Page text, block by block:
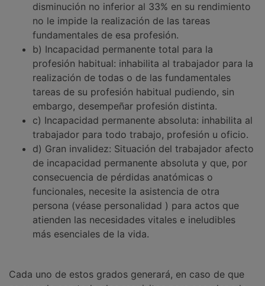
disminución no inferior al 33% en su rendimiento
no le impide la realización de las tareas
fundamentales de esa profesión.
b) Incapacidad permanente total para la
profesión habitual: inhabilita al trabajador para la
realización de todas o de las fundamentales
tareas de su profesión habitual pudiendo, sin
embargo, desempeñar profesión distinta.
c) Incapacidad permanente absoluta: inhabilita al
trabajador para todo trabajo, profesión u oficio.
d) Gran invalidez: Situación del trabajador afecto
de incapacidad permanente absoluta y que, por
consecuencia de pérdidas anatómicas o
funcionales, necesite la asistencia de otra
persona (véase personalidad ) para actos que
atienden las necesidades vitales e ineludibles
más esenciales de la vida.
Cada uno de estos grados generará, en caso de que